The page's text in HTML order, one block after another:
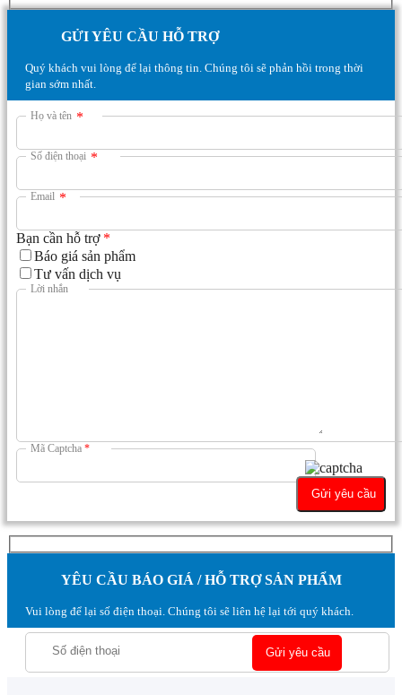
GỬI YÊU CẦU HỖ TRỢ
Quý khách vui lòng để lại thông tin. Chúng tôi sẽ phản hồi trong thời
gian sớm nhất.
Họ và tên *
Số điện thoại *
Email *
Bạn cần hỗ trợ *
Báo giá sản phẩm
Tư vấn dịch vụ
Lời nhắn
Mã Captcha *
YÊU CẦU BÁO GIÁ / HỖ TRỢ SẢN PHẨM
Vui lòng để lại số điện thoại. Chúng tôi sẽ liên hệ lại tới quý khách.